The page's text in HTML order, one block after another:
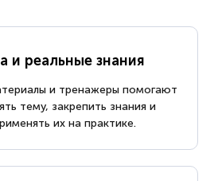
и реальные знания
и тренажеры помогают
тему, закрепить знания и
их на практике.